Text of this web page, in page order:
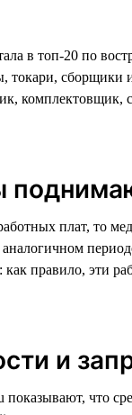
в топ-20 по
сборщики и
комплектовщик,
плат, то
как правило, эти
и
показывают, что